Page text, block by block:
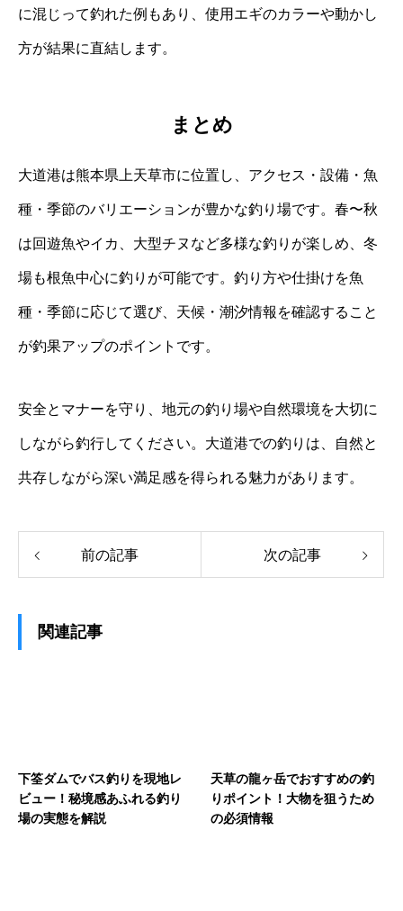
に混じって釣れた例もあり、使用エギのカラーや動かし
方が結果に直結します。
まとめ
大道港は熊本県上天草市に位置し、アクセス・設備・魚
種・季節のバリエーションが豊かな釣り場です。春〜秋
は回遊魚やイカ、大型チヌなど多様な釣りが楽しめ、冬
場も根魚中心に釣りが可能です。釣り方や仕掛けを魚
種・季節に応じて選び、天候・潮汐情報を確認すること
が釣果アップのポイントです。
安全とマナーを守り、地元の釣り場や自然環境を大切に
しながら釣行してください。大道港での釣りは、自然と
共存しながら深い満足感を得られる魅力があります。
前の記事 次の記事
関連記事
下筌ダムでバス釣りを現地レ
ビュー！秘境感あふれる釣り
場の実態を解説
天草の龍ヶ岳でおすすめの釣
りポイント！大物を狙うため
の必須情報